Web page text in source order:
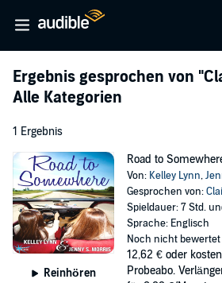
Ergebnis gesprochen von
Alle Kategorien
1 Ergebnis
Reinhören
Road to
Von: Kelley Lynn,
Gesprochen von:
Spieldauer: 7 Std.
Sprache: Englisch
Noch nicht bewertet
12,62 € oder
Probeabo.